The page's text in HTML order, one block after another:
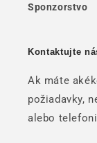
Sponzorstvo
Kontaktujte
Ak máte
požiadavky,
alebo